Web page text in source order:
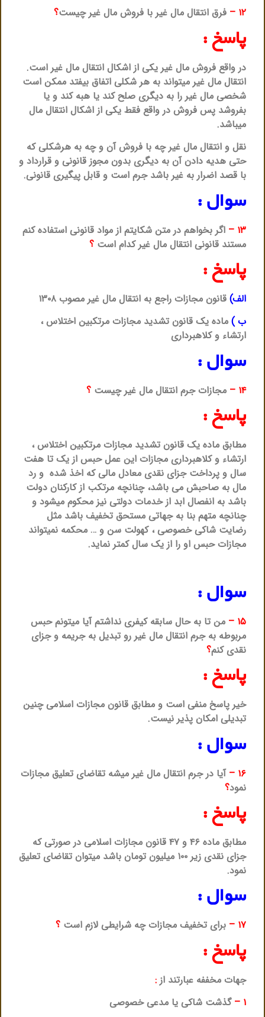
۱۲ – فرق انتقال مال غیر با فروش مال غیر چیست؟
پاسخ :
در واقع فروش مال غیر یکی از اشکال انتقال مال غیر است.
انتقال مال غیر میتواند به هر شکلی اتفاق بیفتد ممکن است
شخصی مال غیر را به دیگری صلح کند یا هبه کند و یا
بفروشد پس فروش در واقع فقط یکی از اشکال انتقال مال
میباشد.
نقل و انتقال مال غیر چه با فروش آن و چه به هرشکلی که
حتی هدیه دادن آن به دیگری بدون مجوز قانونی و قرارداد و
با قصد اضرار به غیر باشد جرم است و قابل پیگیری قانونی.
سوال :
۱۳ –
اگر بخواهم در متن شکایتم از مواد قانونی استفاده کنم
مستند قانونی انتقال مال غیر کدام است ؟
پاسخ :
الف) قانون مجازات راجع به انتقال مال غیر مصوب ۱۳۰۸
ب ) ماده یک قانون تشدید مجازات مرتکبین اختلاس ،
ارتشاء و کلاهبرداری
سوال :
۱۴ – مجازات جرم انتقال مال غیر چیست ؟
پاسخ :
مطابق ماده یک قانون تشدید مجازات مرتکبین اختلاس ،
ارتشاء و کلاهبرداری مجازات این عمل حبس از یک تا هفت
سال و پرداخت جزای نقدی معادل مالی که اخذ شده و رد
مال به صاحبش می باشد، چنانچه مرتکب از کارکنان دولت
باشد به انفصال ابد از خدمات دولتی نیز محکوم میشود و
چنانچه متهم بنا به جهاتی مستحق تخفیف باشد مثل
رضایت شاکی خصوصی ، کهولت سن و … محکمه نمیتواند
مجازات حبس او را از یک سال کمتر نماید.
سوال :
۱۵ –
من تا به حال سابقه کیفری نداشتم آیا میتونم حبس
مربوطه به جرم انتقال مال غیر رو تبدیل به جریمه و جزای
نقدی کنم؟
پاسخ :
خیر پاسخ منفی است و مطابق قانون مجازات اسلامی چنین
تبدیلی امکان پذیر نیست.
سوال :
۱۶ –
آیا در جرم انتقال مال غیر میشه تقاضای تعلیق مجازات
نمود؟
پاسخ :
مطابق ماده ۴۶ و ۴۷ قانون مجازات اسلامی در صورتی که
جزای نقدی زیر ۱۰۰ میلیون تومان باشد میتوان تقاضای تعلیق
نمود.
سوال :
۱۷ – برای تخفیف مجازات چه شرایطی لازم است ؟
پاسخ :
جهات مخففه عبارتند از :
۱ –
گذشت شاکی یا مدعی خصوصی